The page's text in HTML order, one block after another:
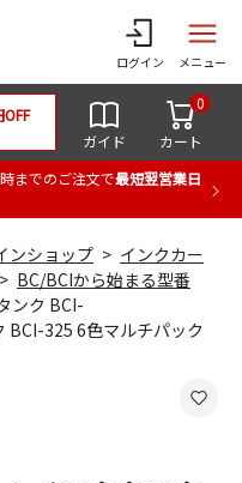
ログイン メニュー
ガイド カート
0
までのご注文で最短翌営業日
ンショップ
インクカー
BC/BCIから始まる型番
ンク BCI-
BCI-325 6色マルチパック